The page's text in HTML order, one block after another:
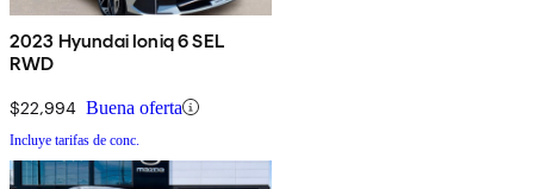
2023 Hyundai Ioniq 6 SEL
RWD
$22,994 Buena oferta
Incluye tarifas de conc.